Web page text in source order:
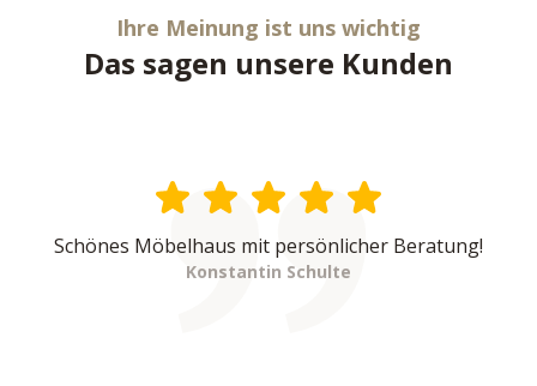
Ihre Meinung ist uns wichtig
Das sagen unsere Kunden
Schönes Möbelhaus mit persönlicher Beratung!
Konstantin Schulte